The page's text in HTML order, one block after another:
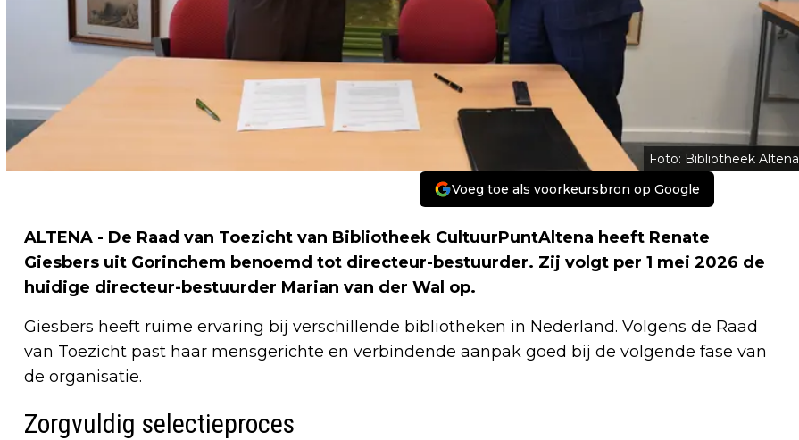
Foto: Bibliotheek Altena
Voeg toe als voorkeursbron op Google
ALTENA - De Raad van Toezicht van Bibliotheek CultuurPuntAltena heeft Renate
Giesbers uit Gorinchem benoemd tot directeur-bestuurder. Zij volgt per 1 mei 2026 de
huidige directeur-bestuurder Marian van der Wal op.
Giesbers heeft ruime ervaring bij verschillende bibliotheken in Nederland. Volgens de Raad
van Toezicht past haar mensgerichte en verbindende aanpak goed bij de volgende fase van
de organisatie.
Zorgvuldig selectieproces